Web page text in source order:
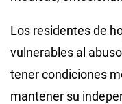
Los residentes de
vulnerables al
tener condiciones
mantener su